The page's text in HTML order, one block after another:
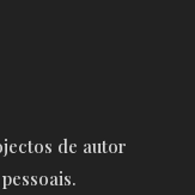
de autor